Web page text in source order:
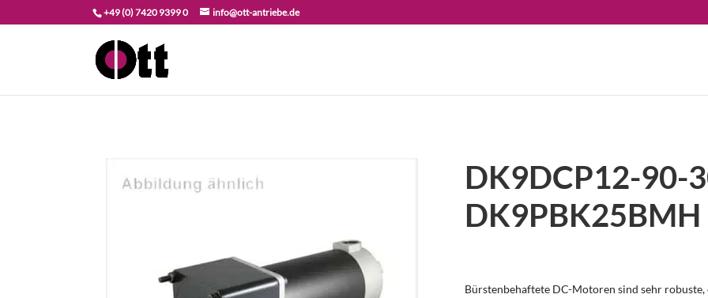
+49 (0) 7420 9399 0 info@ott-antriebe.de
DK9DCP12-90-
DK9PBK25BMH
Bürstenbehaftete DC-Motoren sind sehr